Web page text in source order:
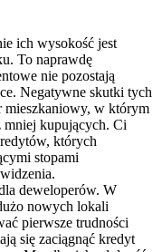
ich wysokość jest
To naprawdę
nie pozostają
Negatywne skutki tych
mieszkaniowy, w którym
mniej kupujących. Ci
których
stopami
deweloperów. W
nowych lokali
pierwsze trudności
się zaciągnąć kredyt